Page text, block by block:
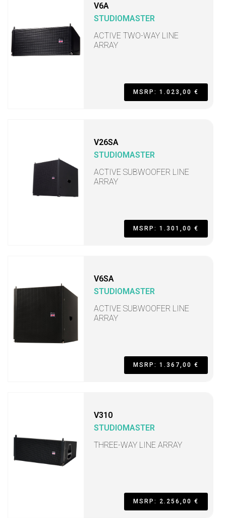
V6A
STUDIOMASTER
ACTIVE TWO-WAY LINE
ARRAY
MSRP: 1.023,00 €
V26SA
STUDIOMASTER
ACTIVE SUBWOOFER LINE
ARRAY
MSRP: 1.301,00 €
V6SA
STUDIOMASTER
ACTIVE SUBWOOFER LINE
ARRAY
MSRP: 1.367,00 €
V310
STUDIOMASTER
THREE-WAY LINE ARRAY
MSRP: 2.256,00 €